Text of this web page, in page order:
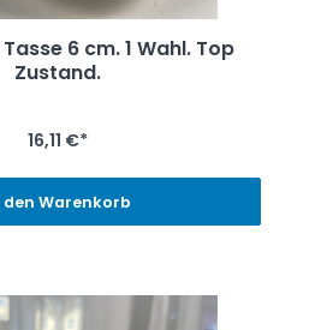
6 cm. 1 Wahl. Top
Zustand.
16,11 €*
den Warenkorb